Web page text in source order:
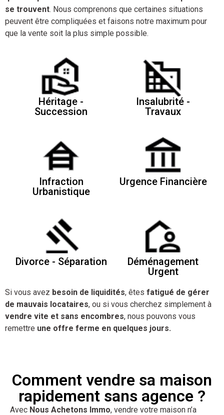
se trouvent. Nous comprenons que certaines situations
peuvent être compliquées et faisons notre maximum pour
que la vente soit la plus simple possible.
Héritage -
Succession
Insalubrité -
Travaux
Infraction
Urbanistique
Urgence Financière
Divorce - Séparation
Déménagement
Urgent
Si vous avez besoin de liquidités, êtes fatigué de gérer
de mauvais locataires, ou si vous cherchez simplement à
vendre vite et sans encombres, nous pouvons vous
remettre une offre ferme en quelques jours.
Comment vendre sa maison
rapidement sans agence ?
Avec Nous Achetons Immo, vendre votre maison n’a